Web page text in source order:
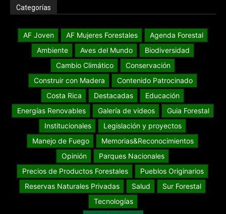
Categorías
AF Joven AF Mujeres Forestales
Agenda Forestal
Ambiente
Aves del Mundo
Biodiversidad
Cambio Climático
Conservación
Construir con Madera
Contenido Patrocinado
Costa Rica
Destacadas
Educación
Energías Renovables
Galería de videos
Guia Forestal
Institucionales
Legislación y proyectos
Manejo de Fuego
Memorias&Reconocimientos
Opinión
Parques Nacionales
Precios de Productos Forestales
Pueblos Originarios
Reservas Naturales Privadas
Salud
Sur Forestal
Tecnologías